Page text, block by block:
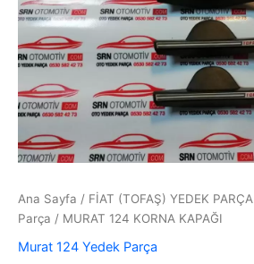
Ana Sayfa / FİAT (TOFAŞ) YEDEK PARÇA
Parça / MURAT 124 KORNA KAPAĞI
Murat 124 Yedek Parça